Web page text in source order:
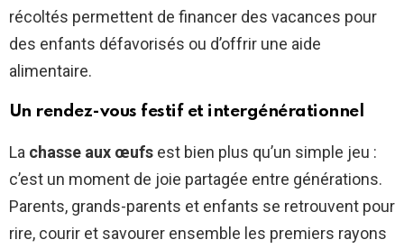
récoltés permettent de financer des vacances pour
des enfants défavorisés ou d’offrir une aide
alimentaire.
Un rendez-vous festif et intergénérationnel
La chasse aux œufs est bien plus qu’un simple jeu :
c’est un moment de joie partagée entre générations.
Parents, grands-parents et enfants se retrouvent pour
rire, courir et savourer ensemble les premiers rayons